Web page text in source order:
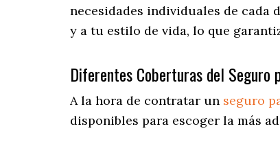
necesidades individuales de cada
y a tu estilo de vida, lo que
Diferentes Coberturas del Seguro
A la hora de contratar un seguro
disponibles para escoger la más